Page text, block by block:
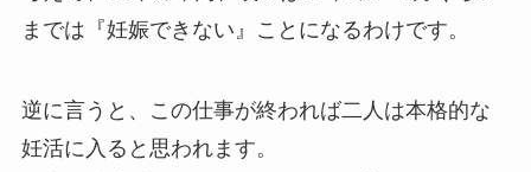
までは『妊娠できない』ことになるわけです。
逆に言うと、この仕事が終われば二人は本格的な
妊活に入ると思われます。